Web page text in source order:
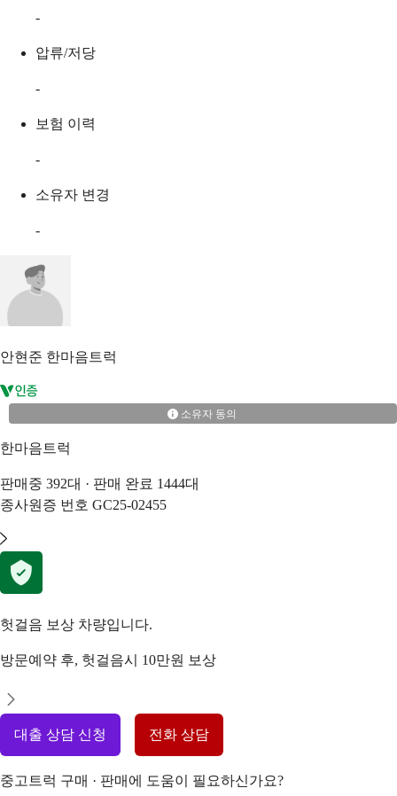
-
압류/저당
-
보험 이력
-
소유자 변경
-
안현준 한마음트럭
소유자 동의
한마음트럭
판매중 392대 · 판매 완료 1444대
종사원증 번호 GC25-02455
헛걸음 보상 차량입니다.
방문예약 후, 헛걸음시 10만원 보상
대출 상담 신청 전화 상담
중고트럭 구매 · 판매에 도움이 필요하신가요?